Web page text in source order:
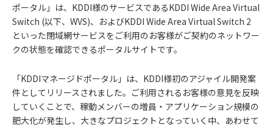
ポータル」は、KDDI様のサービスであるKDDI Wide Area Virtual
Switch (以下、WVS)、およびKDDI Wide Area Virtual Switch 2
といった閉域網サービスをご利用のお客様がご契約のネットワー
クの状態を確認できるポータルサイトです。
「KDDIマネージドポータル」は、KDDI様初のアジャイル開発案
件としてリリースされました。ご利用されるお客様の意見を反映
していくことで、稼動メンバーの増員・アプリケーション規模の
肥大化が発生し、大きなプロジェクトとなっていく中、あわせて